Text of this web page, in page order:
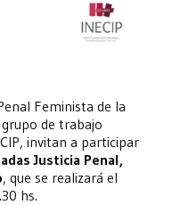
Feminista de la
de trabajo
invitan a participar
Justicia Penal,
, que se realizará el
hs.